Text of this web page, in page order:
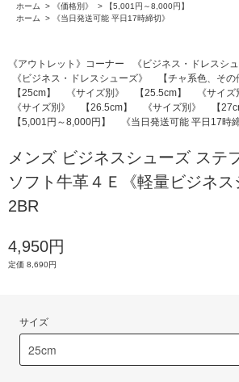
ホーム
> 《価格別》 >
【5,001円～8,000円】
ホーム
> 《当日発送可能 平日17時締切》
《アウトレット》コーナー
《ビジネス・ドレスシュ
《ビジネス・ドレスシューズ》
【チャ系色、その
【25cm】
《サイズ別》 【25.5cm】 《サイズ
《サイズ別》
【26.5cm】 《サイズ別》 【
【5,001円～8,000円】
《当日発送可能 平日17時
メンズ ビジネスシューズ ステ
ソフト牛革４Ｅ《軽量ビジネ
2BR
4,950円
定価 8,690円
サイズ